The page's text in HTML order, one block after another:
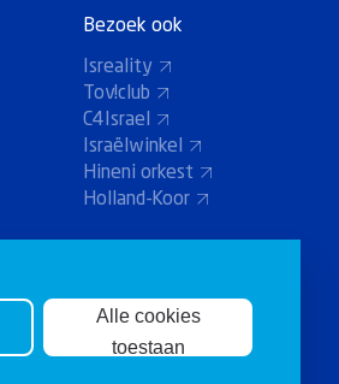
Bezoek ook
Isreality
Tov!club
C4Israel
Israëlwinkel
Hineni orkest
Holland-Koor
Alle cookies
toestaan